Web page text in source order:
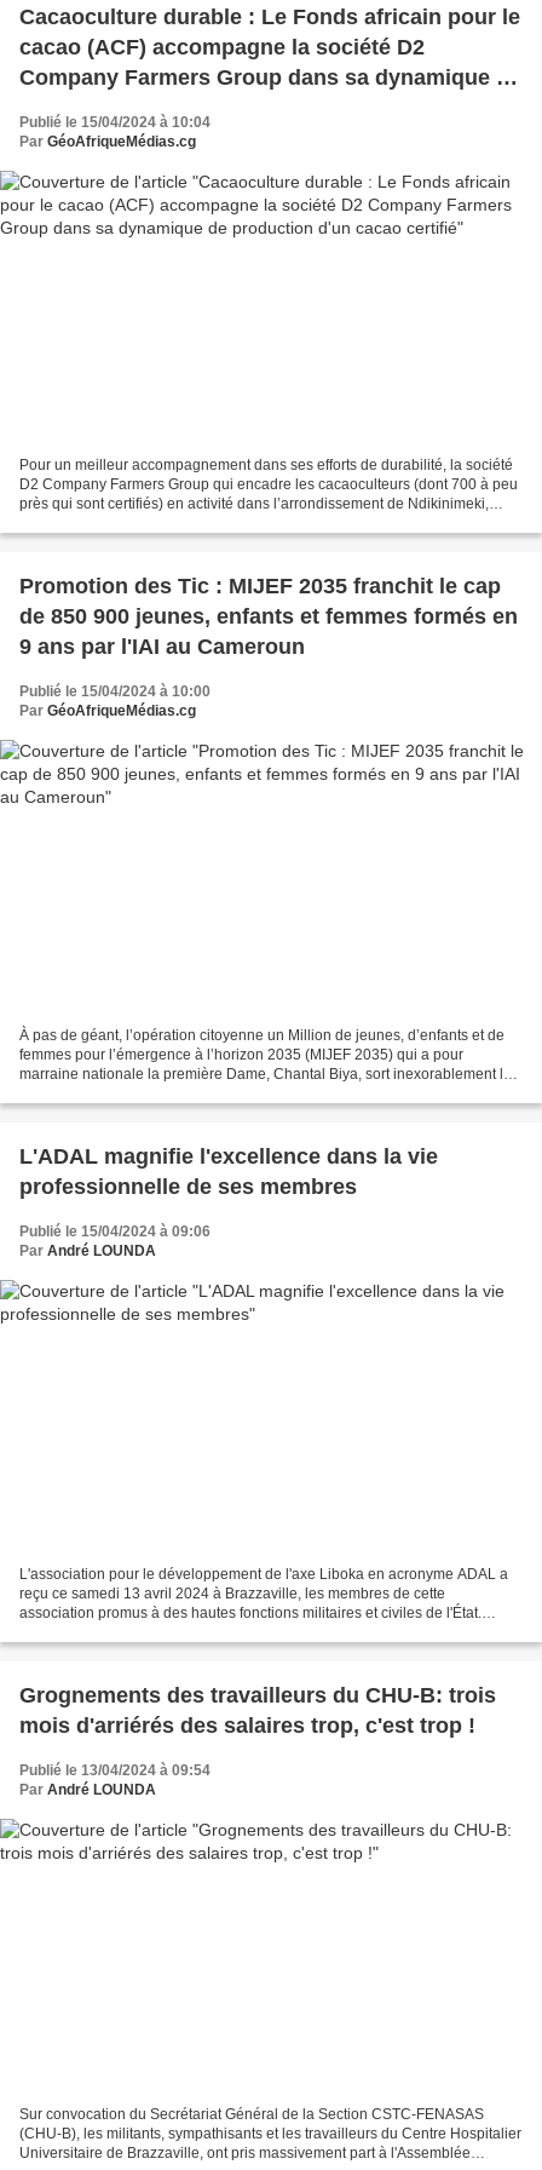
Cacaoculture durable : Le Fonds africain pour le
cacao (ACF) accompagne la société D2
Company Farmers Group dans sa dynamique de
Publié le 15/04/2024 à 10:04
Par GéoAfriqueMédias.cg
Pour un meilleur accompagnement dans ses efforts de durabilité, la société
D2 Company Farmers Group qui encadre les cacaoculteurs (dont 700 à peu
près qui sont certifiés) en activité dans l’arrondissement de Ndikinimeki,
Promotion des Tic : MIJEF 2035 franchit le cap
de 850 900 jeunes, enfants et femmes formés en
9 ans par l'IAI au Cameroun
Publié le 15/04/2024 à 10:00
Par GéoAfriqueMédias.cg
À pas de géant, l’opération citoyenne un Million de jeunes, d’enfants et de
femmes pour l’émergence à l’horizon 2035 (MIJEF 2035) qui a pour
marraine nationale la première Dame, Chantal Biya, sort inexorablement les
L'ADAL magnifie l'excellence dans la vie
professionnelle de ses membres
Publié le 15/04/2024 à 09:06
Par André LOUNDA
L'association pour le développement de l'axe Liboka en acronyme ADAL a
reçu ce samedi 13 avril 2024 à Brazzaville, les membres de cette
association promus à des hautes fonctions militaires et civiles de l'État.
Grognements des travailleurs du CHU-B: trois
mois d'arriérés des salaires trop, c'est trop !
Publié le 13/04/2024 à 09:54
Par André LOUNDA
Sur convocation du Secrétariat Général de la Section CSTC-FENASAS
(CHU-B), les militants, sympathisants et les travailleurs du Centre Hospitalier
Universitaire de Brazzaville, ont pris massivement part à l'Assemblée